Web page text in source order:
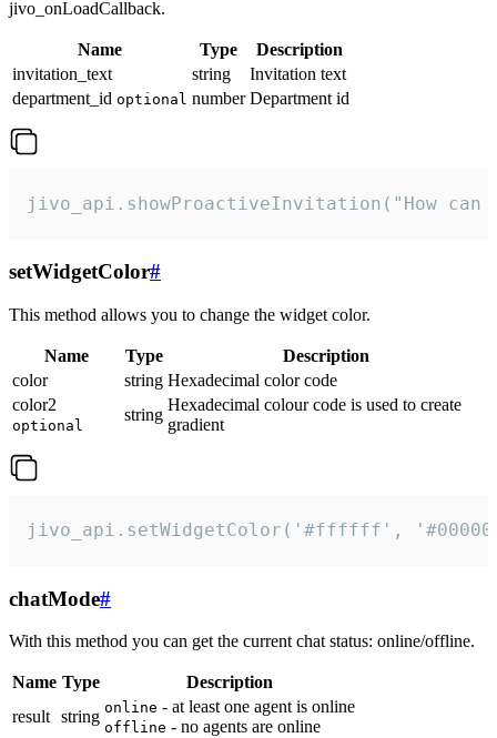
jivo_onLoadCallback.
Name Type
Description
invitation_text
string
Invitation text
department_id optional number Department id
jivo_api.showProactiveInvitation("How
setWidgetColor#
This method allows you to change the widget color.
Name Type
Description
color
string Hexadecimal color code
color2
optional
string
Hexadecimal colour code is used to create
gradient
jivo_api.setWidgetColor('#ffffff',
chatMode#
With this method you can get the current chat status: online/offline.
Name Type
Description
result string online - at least one agent is online
offline - no agents are online